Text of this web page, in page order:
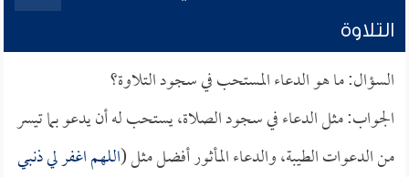
التلاوة
السؤال: ما هو الدعاء المستحب في سجود التلاوة؟
الجواب: مثل الدعاء في سجود الصلاة، يستحب له أن يدعو بما تيسر
من الدعوات الطيبة، والدعاء المأثور أفضل مثل (اللهم اغفر لي ذنبي